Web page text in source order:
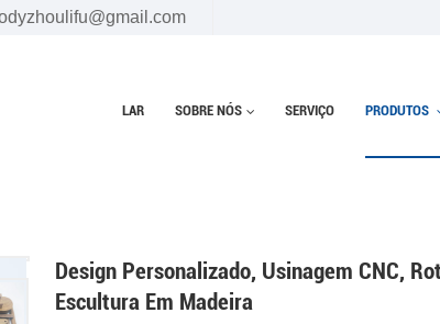
LAR SOBRE NÓS SERVIÇO PRODUTOS
Design personalizado, usinagem CNC,
Design Personalizado, Usinagem CNC,
Escultura Em Madeira